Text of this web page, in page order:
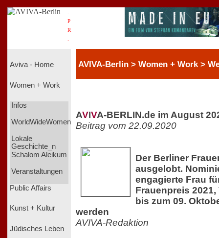
P
R
Aviva - Home
Women + Work
Infos
WorldWideWomen
Lokale
Geschichte_n
Schalom Aleikum
Veranstaltungen
Public Affairs
Kunst + Kultur
Jüdisches Leben
AVIVA-Berlin > Women + Work >
AVIVA-BERLIN.de im August
Beitrag vom 22.09.2020
Der Berliner
ausgelobt.
engagierte Frau
Frauenpreis
bis zum 09.
werden
AVIVA-Redaktion